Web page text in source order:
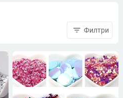
filter_list Филтри